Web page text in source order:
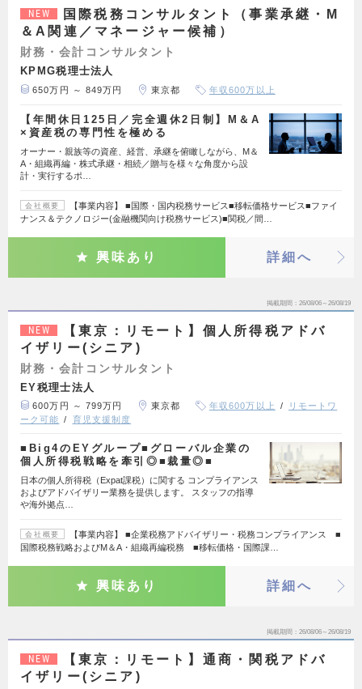
NEW
国際税務コンサルタント（事業承継・M
＆A関連／マネージャー候補）
財務・会計コンサルタント
KPMG税理士法人
650万円 ～ 849万円 東京都 年収600万以上
【年間休日125日／完全週休2日制】M＆A
×資産税の専門性を極める
オーナー・親族等の資産、経営、承継を俯瞰しながら、M＆
A・組織再編・株式承継・相続／贈与を様々な角度から設
計・実行するポ…
会社概要
【事業内容】 ■国際・国内税務サービス■移転価格サービス■ファイ
ナンス＆テクノロジー(金融機関向け税務サービス)■関税／間…
興味あり 詳細へ
掲載期間 26/08/06～26/08/19
NEW
【東京：リモート】個人所得税アドバ
イザリー(シニア)
財務・会計コンサルタント
EY税理士法人
600万円 ～ 799万円 東京都 年収600万以上
リモートワ
ーク可能
育児支援制度
■Big4のEYグループ■グローバル企業の
個人所得税戦略を牽引◎■裁量◎■
日本の個人所得税（Expat課税）に関する コンプライアンス
およびアドバイザリー業務を提供します。 スタッフの指導
や海外拠点…
会社概要
【事業内容】 ■企業税務アドバイザリー・税務コンプライアンス ■
国際税務戦略およびM＆A・組織再編税務 ■移転価格・国際課…
興味あり 詳細へ
掲載期間 26/08/06～26/08/19
NEW
【東京：リモート】通商・関税アドバ
イザリー(シニア)